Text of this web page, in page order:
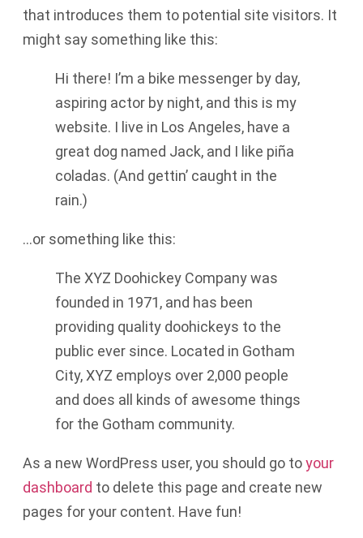
that introduces them to potential site visitors. It
might say something like this:
Hi there! I’m a bike messenger by day,
aspiring actor by night, and this is my
website. I live in Los Angeles, have a
great dog named Jack, and I like piña
coladas. (And gettin’ caught in the
rain.)
…or something like this:
The XYZ Doohickey Company was
founded in 1971, and has been
providing quality doohickeys to the
public ever since. Located in Gotham
City, XYZ employs over 2,000 people
and does all kinds of awesome things
for the Gotham community.
As a new WordPress user, you should go toyour
dashboard to delete this page and create new
pages for your content. Have fun!